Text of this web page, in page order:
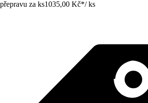
přepravu za ks1035,00 Kč*/ ks